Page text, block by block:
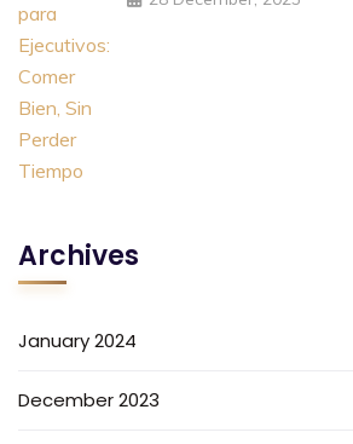
Archives
January 2024
December 2023